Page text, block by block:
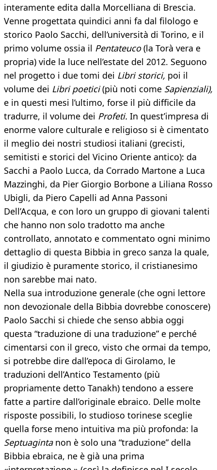
interamente edita dalla Morcelliana di Brescia.
Venne progettata quindici anni fa dal filologo e
storico Paolo Sacchi, dell’università di Torino, e il
primo volume ossia il Pentateuco(la Torà vera e
propria) vide la luce nell’estate del 2012. Seguono
nel progetto i due tomi dei Libri storici, poi il
volume dei Libri poetici(più noti come Sapienziali),
e in questi mesi l’ultimo, forse il più difficile da
tradurre, il volume dei Profeti. In quest’impresa di
enorme valore culturale e religioso si è cimentato
il meglio dei nostri studiosi italiani (grecisti,
semitisti e storici del Vicino Oriente antico): da
Sacchi a Paolo Lucca, da Corrado Martone a Luca
Mazzinghi, da Pier Giorgio Borbone a Liliana Rosso
Ubigli, da Piero Capelli ad Anna Passoni
Dell’Acqua, e con loro un gruppo di giovani talenti
che hanno non solo tradotto ma anche
controllato, annotato e commentato ogni minimo
dettaglio di questa Bibbia in greco sanza la quale,
il giudizio è puramente storico, il cristianesimo
non sarebbe mai nato.
Nella sua introduzione generale (che ogni lettore
non devozionale della Bibbia dovrebbe conoscere)
Paolo Sacchi si chiede che senso abbia oggi
questa “traduzione di una traduzione” e perché
cimentarsi con il greco, visto che ormai da tempo,
si potrebbe dire dall’epoca di Girolamo, le
traduzioni dell’Antico Testamento (più
propriamente detto Tanakh) tendono a essere
fatte a partire dall’originale ebraico. Delle molte
risposte possibili, lo studioso torinese sceglie
quella forse meno intuitiva ma più profonda: la
Septuagintanon è solo una “traduzione” della
Bibbia ebraica, ne è già una prima